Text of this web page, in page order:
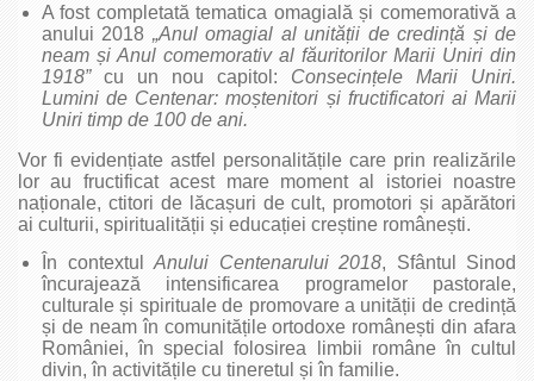
A fost completată tematica omagială și comemorativă a
anului 2018 „Anul omagial al unității de credință și de
neam și Anul comemorativ al făuritorilor Marii Uniri din
1918”cu un nou capitol: Consecințele Marii Uniri.
Lumini de Centenar: moștenitori și fructificatori ai Marii
Uniri timp de 100 de ani.
Vor fi evidențiate astfel personalitățile care prin realizările
lor au fructificat acest mare moment al istoriei noastre
naționale, ctitori de lăcașuri de cult, promotori și apărători
ai culturii, spiritualității și educației creștine românești.
În contextul Anului Centenarului 2018, Sfântul Sinod
încurajează intensificarea programelor pastorale,
culturale și spirituale de promovare a unității de credință
și de neam în comunitățile ortodoxe românești din afara
României, în special folosirea limbii române în cultul
divin, în activitățile cu tineretul și în familie.